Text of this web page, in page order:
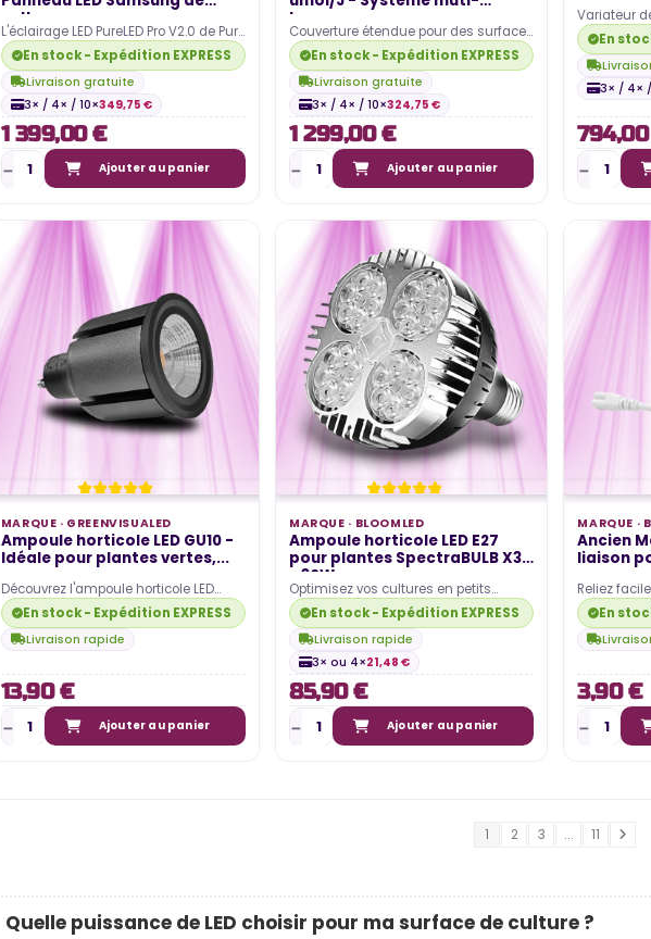
culture...
L'éclairage LED PureLED Pro V2.0 de Pure
Factory est un éclairage de culture
indoor haut…
En stock - Expédition EXPRESS disponible
Livraison gratuite
3× / 4× / 10×349,75 €
1 399,00 €
Ajouter au panier
barres...
Couverture étendue pour des surfaces
jusqu'à 4m². Haute efficacité avec un
PPF de 2750…
En stock - Expédition EXPRESS disponible
Livraison gratuite
3× / 4× / 10×324,75 €
1 299,00 €
Ajouter au panier
Variateur
pour un
complet
En
3× / 4× /
MARQUE · GREENVISUALED
Ampoule horticole LED GU10 -
Idéale pour plantes vertes,...
Découvrez l'ampoule horticole LED
GU10 de la marque GreenvisuaLED.
Cet éclairage est…
En stock - Expédition EXPRESS disponible
Livraison rapide
13,90 €
Ajouter au panier
MARQUE · BLOOMLED
Ampoule horticole LED E27
pour plantes SpectraBULB X30
- 30W
Optimisez vos cultures en petits
espaces avec cette ampoule horticole
LED 30W. Elle offre…
En stock - Expédition EXPRESS disponible
Livraison rapide
3× ou 4×21,48 €
85,90 €
Ajouter au panier
MARQUE ·
Ancien
liaison
Reliez
ce câble
Disponible
En
3,90 €
1 2 3 ... 11
Quelle puissance de LED choisir pour ma surface de culture ?